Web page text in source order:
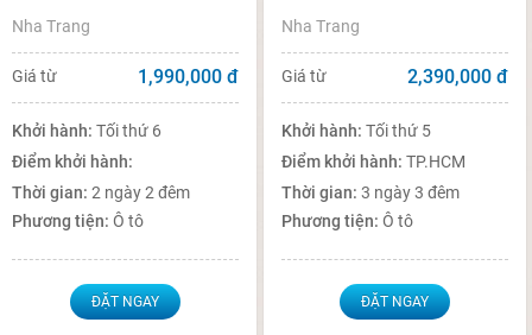
Nha Trang
Giá từ 1,990,000 đ
Khởi hành:Tối thứ 6
Điểm khởi hành:
Thời gian:2 ngày 2 đêm
Phương tiện:Ô tô
ĐẶT NGAY
Nha Trang
Giá từ 2,390,000 đ
Khởi hành:Tối thứ 5
Điểm khởi hành:TP.HCM
Thời gian:3 ngày 3 đêm
Phương tiện:Ô tô
ĐẶT NGAY